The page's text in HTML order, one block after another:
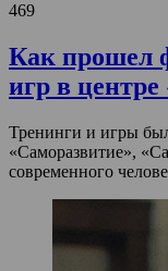
469
Как прошел
игр в
Тренинги и игры
«Саморазвитие»,
современного